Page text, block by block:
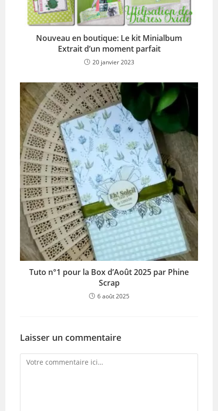
Nouveau en boutique: Le kit Minialbum
Extrait d’un moment parfait
20 janvier 2023
Tuto n°1 pour la Box d’Août 2025 par Phine
Scrap
6 août 2025
Laisser un commentaire
Comment